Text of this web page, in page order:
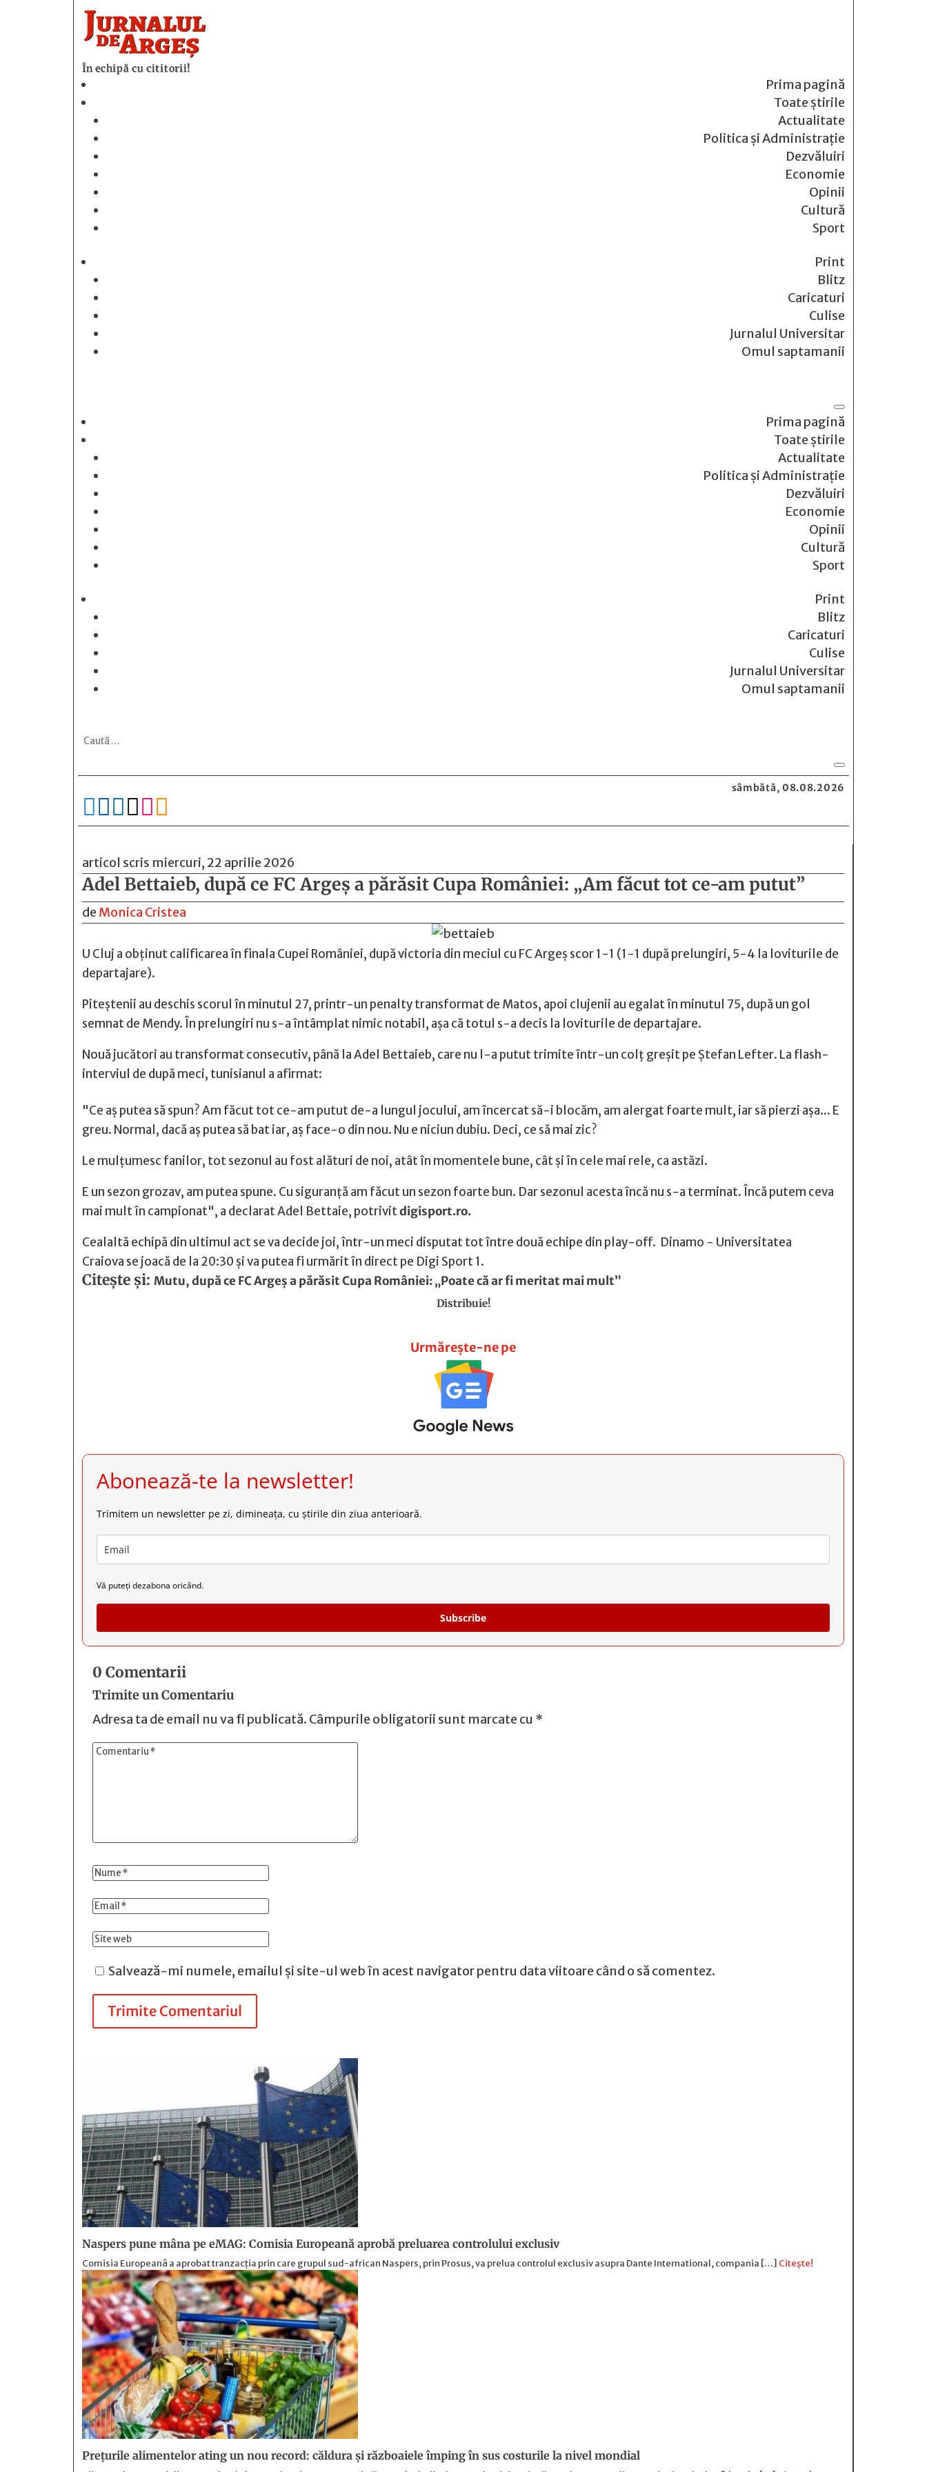
În echipă cu cititorii!
Prima pagină
Toate știrile
Actualitate
Politica și Administrație
Dezvăluiri
Economie
Opinii
Cultură
Sport
Print
Blitz
Caricaturi
Culise
Jurnalul Universitar
Omul saptamanii
Prima pagină
Toate știrile
Actualitate
Politica și Administrație
Dezvăluiri
Economie
Opinii
Cultură
Sport
Print
Blitz
Caricaturi
Culise
Jurnalul Universitar
Omul saptamanii
sâmbătă, 08.08.2026

articol scris miercuri, 22 aprilie 2026
Adel Bettaieb, după ce FC Argeș a părăsit Cupa României: „Am făcut tot ce-am putut”
de Monica Cristea
U Cluj a obținut calificarea în finala Cupei României, după victoria din meciul cu FC Argeș scor 1-1 (1-1 după prelungiri, 5-4 la loviturile de
departajare).
Piteștenii au deschis scorul în minutul 27, printr-un penalty transformat de Matos, apoi clujenii au egalat în minutul 75, după un gol
semnat de Mendy. În prelungiri nu s-a întâmplat nimic notabil, așa că totul s-a decis la loviturile de departajare.
Nouă jucători au transformat consecutiv, până la Adel Bettaieb, care nu l-a putut trimite într-un colț greșit pe Ștefan Lefter. La flash-
interviul de după meci, tunisianul a afirmat:
"Ce aș putea să spun? Am făcut tot ce-am putut de-a lungul jocului, am încercat să-i blocăm, am alergat foarte mult, iar să pierzi așa... E
greu. Normal, dacă aș putea să bat iar, aș face-o din nou. Nu e niciun dubiu. Deci, ce să mai zic?
Le mulțumesc fanilor, tot sezonul au fost alături de noi, atât în momentele bune, cât și în cele mai rele, ca astăzi.
E un sezon grozav, am putea spune. Cu siguranță am făcut un sezon foarte bun. Dar sezonul acesta încă nu s-a terminat. Încă putem ceva
mai mult în campionat", a declarat Adel Bettaie, potrivitdigisport.ro.
Cealaltă echipă din ultimul act se va decide joi, într-un meci disputat tot între două echipe din play-off. Dinamo - Universitatea
Craiova se joacă de la 20:30 și va putea fi urmărit în direct pe Digi Sport 1.
Citește și: Mutu, după ce FC Argeș a părăsit Cupa României: „Poate că ar fi meritat mai mult”
Distribuie!
Urmărește-ne pe
Abonează-te la newsletter!
Trimitem un newsletter pe zi, dimineața, cu știrile din ziua anterioară.
Vă puteți dezabona oricând.
Subscribe
0 Comentarii
Trimite un Comentariu
Adresa ta de email nu va fi publicată. Câmpurile obligatorii sunt marcate cu *
Salvează-mi numele, emailul și site-ul web în acest navigator pentru data viitoare când o să comentez.
Trimite Comentariul
Naspers pune mâna pe eMAG: Comisia Europeană aprobă preluarea controlului exclusiv
Comisia Europeană a aprobat tranzacția prin care grupul sud-african Naspers, prin Prosus, va prelua controlul exclusiv asupra Dante International, compania […] Citește!
Prețurile alimentelor ating un nou record: căldura și războaiele împing în sus costurile la nivel mondial